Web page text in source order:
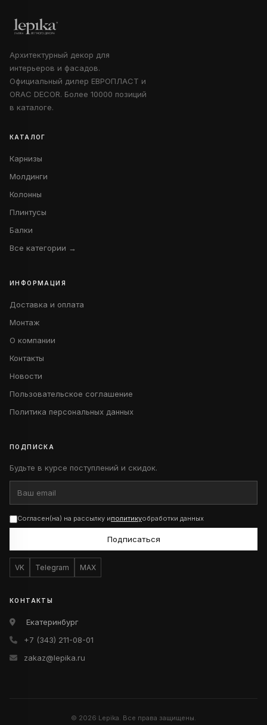
Архитектурный декор для
интерьеров и фасадов.
Официальный дилер ЕВРОПЛАСТ и
ORAC DECOR. Более 10000 позиций
в каталоге.
КАТАЛОГ
Карнизы
Молдинги
Колонны
Плинтусы
Балки
Все категории →
ИНФОРМАЦИЯ
Доставка и оплата
Монтаж
О компании
Контакты
Новости
Пользовательское соглашение
Политика персональных данных
ПОДПИСКА
Будьте в курсе поступлений и скидок.
Согласен(на) на рассылку иполитикуобработки данных
Подписаться
VK Telegram MAX
КОНТАКТЫ
Екатеринбург
+7 (343) 211-08-01
zakaz@lepika.ru
© 2026 Lepika. Все права защищены.